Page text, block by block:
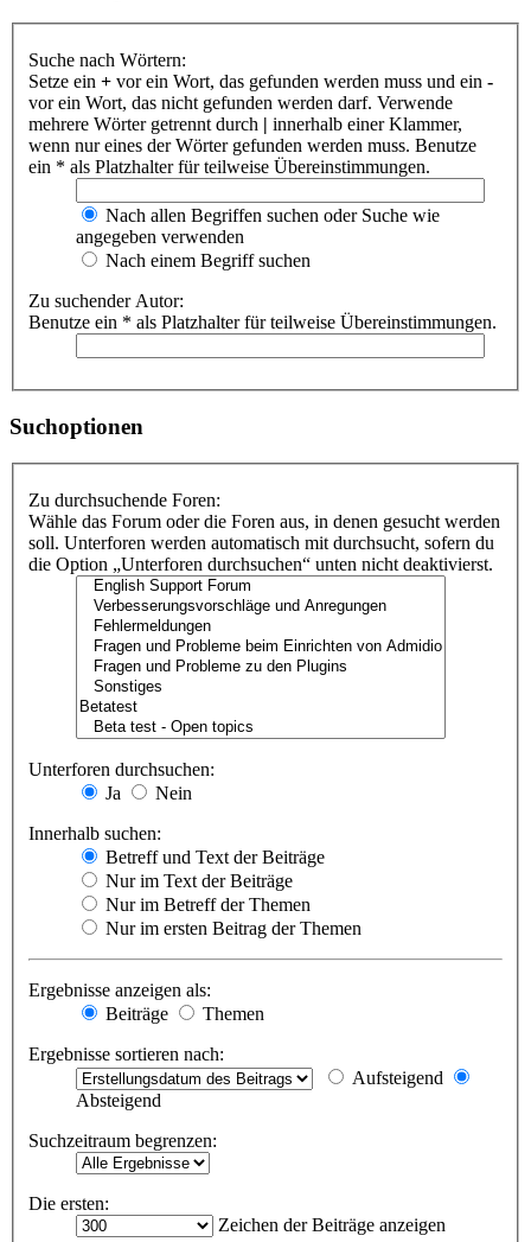
Suche nach Wörtern:
Setze ein + vor ein Wort, das gefunden werden muss und ein -
vor ein Wort, das nicht gefunden werden darf. Verwende
mehrere Wörter getrennt durch | innerhalb einer Klammer,
wenn nur eines der Wörter gefunden werden muss. Benutze
ein * als Platzhalter für teilweise Übereinstimmungen.
Nach allen Begriffen suchen oder Suche wie
angegeben verwenden
Nach einem Begriff suchen
Zu suchender Autor:
Benutze ein * als Platzhalter für teilweise Übereinstimmungen.
Suchoptionen
Zu durchsuchende Foren:
Wähle das Forum oder die Foren aus, in denen gesucht werden
soll. Unterforen werden automatisch mit durchsucht, sofern du
die Option „Unterforen durchsuchen“ unten nicht deaktivierst.
Unterforen durchsuchen:
Ja
Nein
Innerhalb suchen:
Betreff und Text der Beiträge
Nur im Text der Beiträge
Nur im Betreff der Themen
Nur im ersten Beitrag der Themen
Ergebnisse anzeigen als:
Beiträge
Themen
Ergebnisse sortieren nach:
Aufsteigend
Absteigend
Suchzeitraum begrenzen:
Die ersten:
Zeichen der Beiträge anzeigen